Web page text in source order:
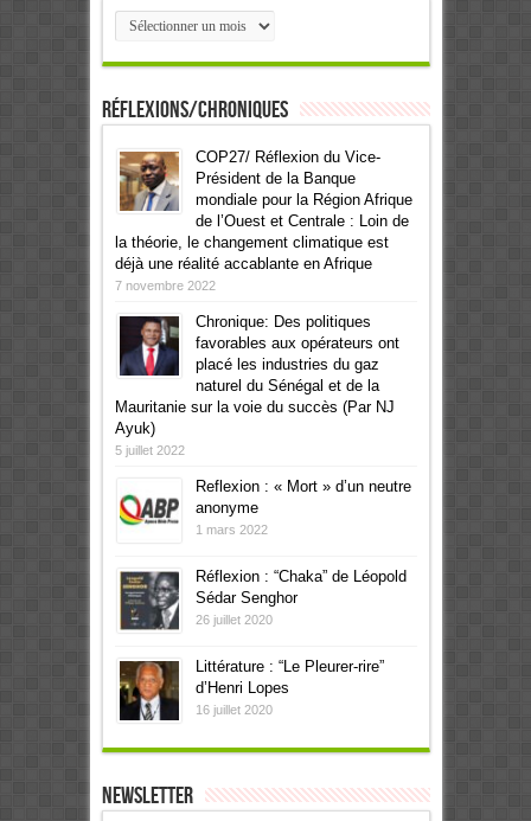
Archives
Réflexions/Chroniques
COP27/ Réflexion du Vice-
Président de la Banque
mondiale pour la Région Afrique
de l’Ouest et Centrale : Loin de
la théorie, le changement climatique est
déjà une réalité accablante en Afrique
7 novembre 2022
Chronique: Des politiques
favorables aux opérateurs ont
placé les industries du gaz
naturel du Sénégal et de la
Mauritanie sur la voie du succès (Par NJ
Ayuk)
5 juillet 2022
Reflexion : « Mort » d’un neutre
anonyme
1 mars 2022
Réflexion : “Chaka” de Léopold
Sédar Senghor
26 juillet 2020
Littérature : “Le Pleurer-rire”
d’Henri Lopes
16 juillet 2020
Newsletter